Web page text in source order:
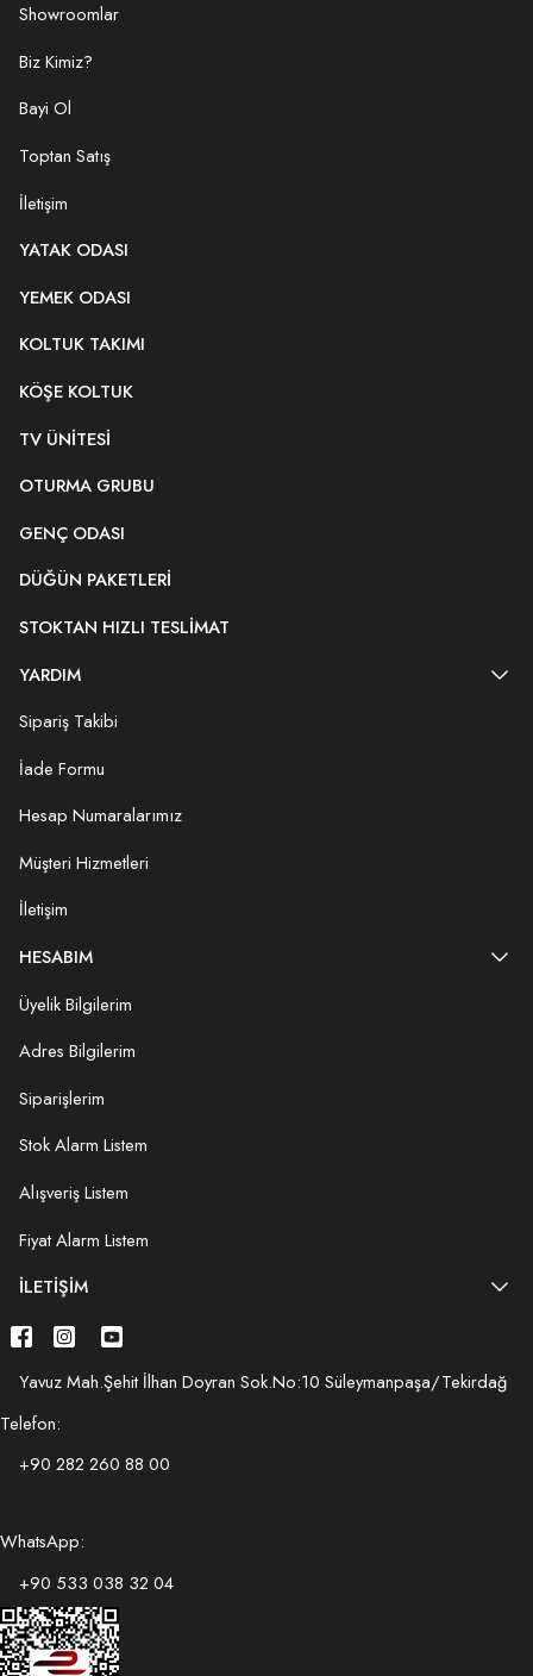
Showroomlar
Biz Kimiz?
Bayi Ol
Toptan Satış
İletişim
YATAK ODASI
YEMEK ODASI
KOLTUK TAKIMI
KÖŞE KOLTUK
TV ÜNITESI
OTURMA GRUBU
GENÇ ODASI
DÜĞÜN PAKETLERI
STOKTAN HIZLI TESLIMAT
YARDIM
Sipariş Takibi
İade Formu
Hesap Numaralarımız
Müşteri Hizmetleri
İletişim
HESABIM
Üyelik Bilgilerim
Adres Bilgilerim
Siparişlerim
Stok Alarm Listem
Alışveriş Listem
Fiyat Alarm Listem
İLETIŞIM
Yavuz Mah.Şehit İlhan Doyran Sok.No:10 Süleymanpaşa/Tekirdağ
Telefon:
+90 282 260 88 00
WhatsApp:
+90 533 038 32 04